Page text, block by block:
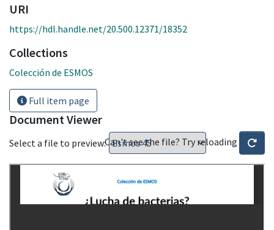
URI
https://hdl.handle.net/20.500.12371/18352
Collections
Colección de ESMOS
Full item page
Document Viewer
Select a file to preview:Can't see the file? Try reloading